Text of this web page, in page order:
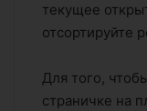
текущее
отсортируйте
Для того,
страничке на